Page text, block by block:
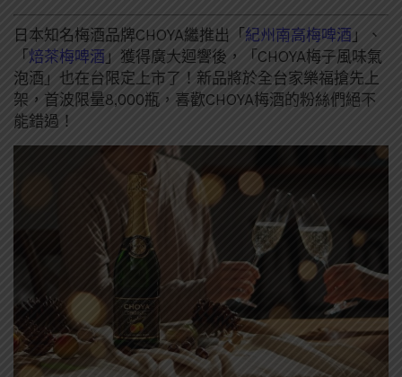
日本知名梅酒品牌CHOYA繼推出「 紀州南高梅啤酒 」、
「 焙茶梅啤酒 」獲得廣大迴響後，「CHOYA梅子風味氣
泡酒」也在台限定上市了！新品將於全台家樂福搶先上
架，首波限量8,000瓶，喜歡CHOYA梅酒的粉絲們絕不
能錯過！